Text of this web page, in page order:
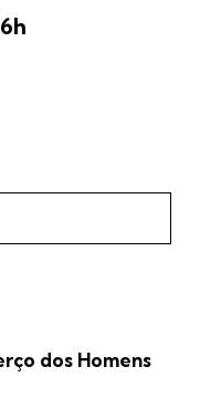
dos Homens